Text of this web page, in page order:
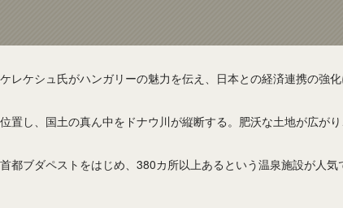
レケシュ氏がハンガリーの魅力を伝え、日本との経済連携の強化
置し、国土の真ん中をドナウ川が縦断する。肥沃な土地が広が
都ブダペストをはじめ、380カ所以上あるという温泉施設が人